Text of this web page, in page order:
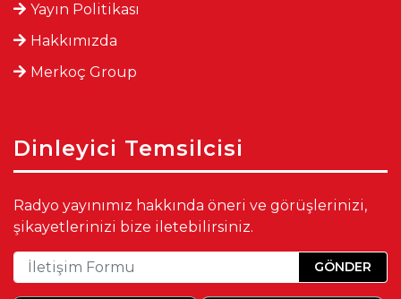
Yayın Politikası
Hakkımızda
Merkoç Group
Dinleyici Temsilcisi
Radyo yayınımız hakkında öneri ve görüşlerinizi,
şikayetlerinizi bize iletebilirsiniz.
GÖNDER